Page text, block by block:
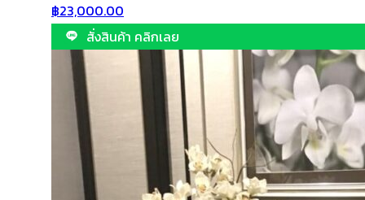
฿23,000.00
สั่งสินค้า คลิกเลย